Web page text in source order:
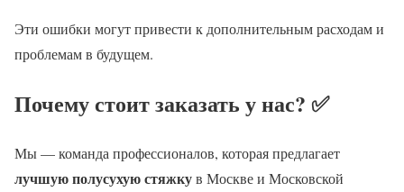
Эти ошибки могут привести к дополнительным расходам и
проблемам в будущем.
Почему стоит заказать у нас? ✅
Мы — команда профессионалов, которая предлагает
лучшую полусухую стяжкув Москве и Московской